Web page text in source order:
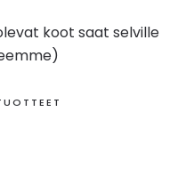
koot saat selville